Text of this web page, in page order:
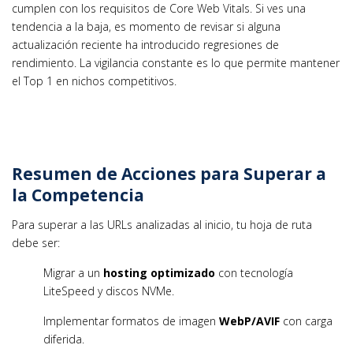
cumplen con los requisitos de Core Web Vitals. Si ves una
tendencia a la baja, es momento de revisar si alguna
actualización reciente ha introducido regresiones de
rendimiento. La vigilancia constante es lo que permite mantener
el Top 1 en nichos competitivos.
Resumen de Acciones para Superar a
la Competencia
Para superar a las URLs analizadas al inicio, tu hoja de ruta
debe ser:
Migrar a un hosting optimizado con tecnología
LiteSpeed y discos NVMe.
Implementar formatos de imagen WebP/AVIF con carga
diferida.